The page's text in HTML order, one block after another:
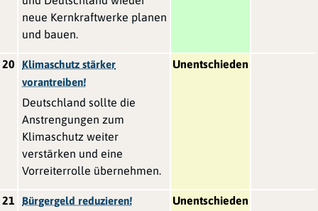
neue Kernkraftwerke planen
und bauen.
20
Klimaschutz stärker
vorantreiben!
Deutschland sollte die
Anstrengungen zum
Klimaschutz weiter
verstärken und eine
Vorreiterrolle übernehmen.
Unentschieden
21 Bürgergeld reduzieren! Unentschieden